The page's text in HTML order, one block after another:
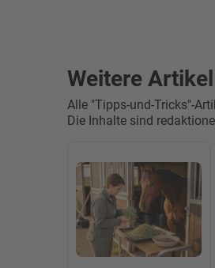
Weitere
Alle "Tipps-und-Tricks"-
Die Inhalte sind